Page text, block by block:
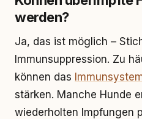
werden?
Ja, das ist möglich –
Immunsuppression. Zu
können das
stärken. Manche Hunde
wiederholten Impfungen